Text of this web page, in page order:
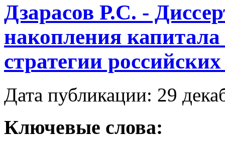
Дзарасов Р.С. -
накопления
стратегии
Дата публикации: 29
Ключевые слова: